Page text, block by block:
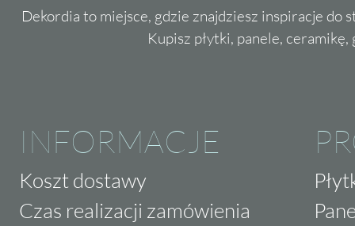
Dekordia to miejsce, gdzie znajdziesz inspiracje do
Kupisz płytki, panele,
INFORMACJE
Koszt dostawy
Czas realizacji zamówienia